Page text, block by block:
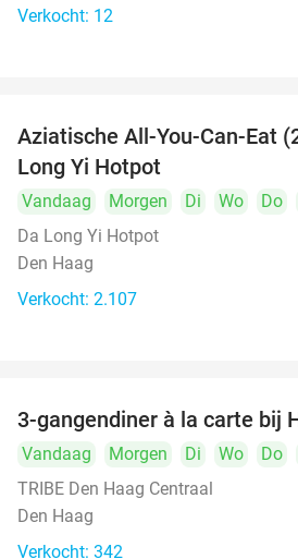
Verkocht: 12
Aziatische All-You-Can-Eat
Long Yi Hotpot
Vandaag Morgen Di Wo Do
Da Long Yi Hotpot
Den Haag
Verkocht: 2.107
3-gangendiner à la carte bij
Vandaag Morgen Di Wo Do
TRIBE Den Haag Centraal
Den Haag
Verkocht: 342